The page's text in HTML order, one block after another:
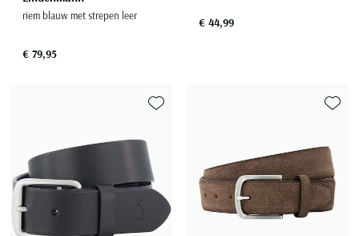
riem blauw met strepen leer
€ 79,95
€ 44,99